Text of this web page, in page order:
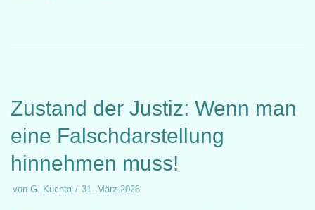
Zustand der Justiz: Wenn man
eine Falschdarstellung
hinnehmen muss!
von G. Kuchta 31. März 2026